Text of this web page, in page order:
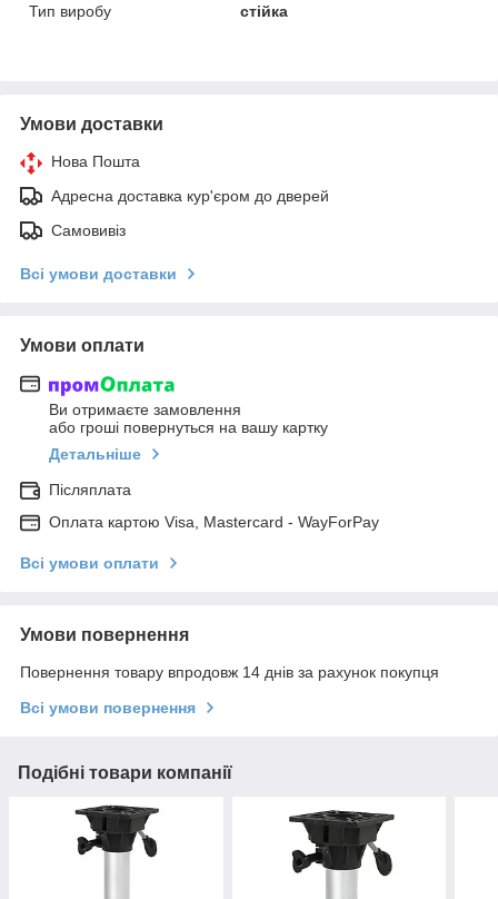
Тип виробу
стійка
Умови доставки
Нова Пошта
Адресна доставка кур'єром до дверей
Самовивіз
Всі умови доставки
Умови оплати
Ви отримаєте замовлення
або гроші повернуться на вашу картку
Детальніше
Післяплата
Оплата картою Visa, Mastercard - WayForPay
Всі умови оплати
Умови повернення
Повернення товару впродовж 14 днів за рахунок покупця
Всі умови повернення
Подібні товари компанії